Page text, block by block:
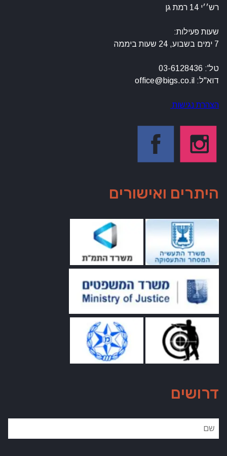
רש׳׳י 14 רמת גן
שעות פעילות:
7 ימים בשבוע, 24 שעות ביממה
טל': 03-6128436
דוא"ל: office@bigs.co.il
הצהרת נגישות
היתרים ואישורים
דרושים